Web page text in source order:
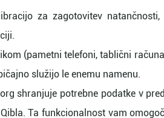
za zagotovitev
(pametni telefoni, tablični
služijo le enemu namenu.
shranjuje potrebne podatke v
Ta funkcionalnost vam